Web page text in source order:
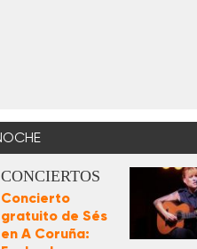
CONCIERTOS
Concierto
gratuito de Sés
en A Coruña: